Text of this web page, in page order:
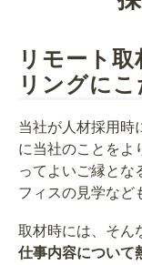
リモート
リングにこ
当社が人材採用時
に当社のことをよ
ってよいご縁とな
フィスの見学など
取材時には、そん
仕事内容について